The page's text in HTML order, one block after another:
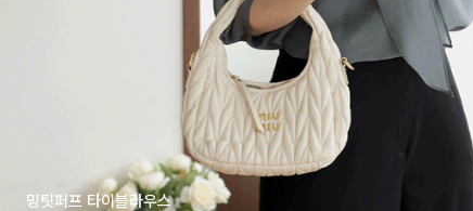
밍팃퍼프 타이블라우스